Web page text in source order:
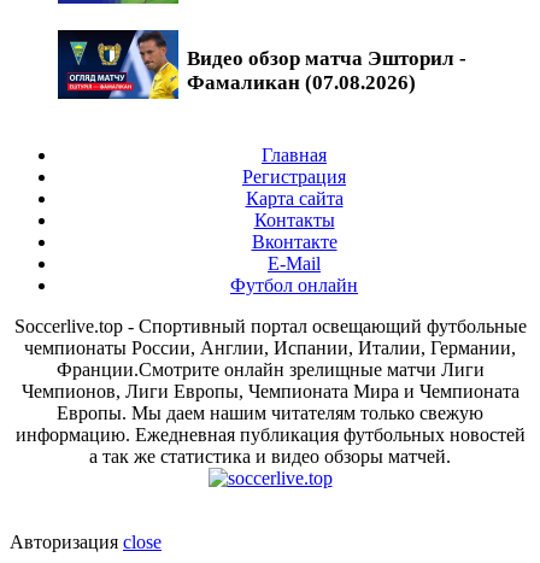
Видео обзор матча Эшторил -
Фамаликан (07.08.2026)
Главная
Регистрация
Карта сайта
Контакты
Вконтакте
E-Mail
Футбол онлайн
Soccerlive.top - Спортивный портал освещающий футбольные
чемпионаты России, Англии, Испании, Италии, Германии,
Франции.Смотрите онлайн зрелищные матчи Лиги
Чемпионов, Лиги Европы, Чемпионата Мира и Чемпионата
Европы. Мы даем нашим читателям только свежую
информацию. Ежедневная публикация футбольных новостей
а так же статистика и видео обзоры матчей.
Авторизация close